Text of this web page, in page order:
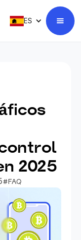
ES
2025
#FAQ